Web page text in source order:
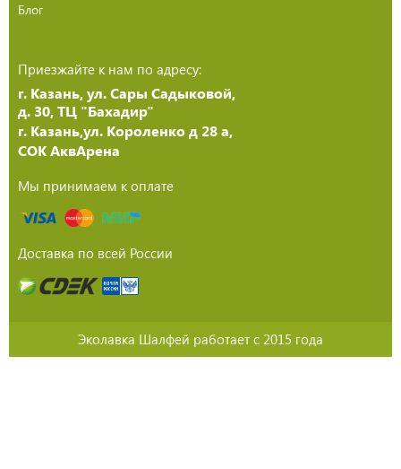
Блог
Приезжайте к нам по адресу:
г. Казань, ул. Сары Садыковой,
д. 30, ТЦ "Бахадир"
г. Казань,ул. Короленко д 28 а,
СОК АквАрена
Мы принимаем к оплате
Доставка по всей России
Эколавка Шалфей работает с 2015 года